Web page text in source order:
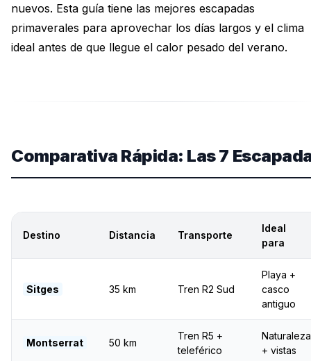
nuevos. Esta guía tiene las mejores escapadas
primaverales para aprovechar los días largos y el clima
ideal antes de que llegue el calor pesado del verano.
Comparativa Rápida: Las 7
Destino Distancia Transporte
Ideal
para
Sitges 35 km Tren R2 Sud
Playa +
casco
antiguo
Montserrat 50 km
Tren R5 +
teleférico
Naturaleza
+ vistas